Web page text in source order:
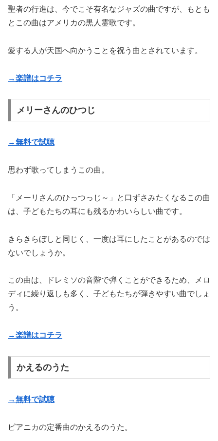
聖者の行進は、今でこそ有名なジャズの曲ですが、もとも
とこの曲はアメリカの黒人霊歌です。
愛する人が天国へ向かうことを祝う曲とされています。
→楽譜はコチラ
メリーさんのひつじ
→無料で試聴
思わず歌ってしまうこの曲。
「メーリさんのひっつっじ～」と口ずさみたくなるこの曲
は、子どもたちの耳にも残るかわいらしい曲です。
きらきらぼしと同じく、一度は耳にしたことがあるのでは
ないでしょうか。
この曲は、ドレミソの音階で弾くことができるため、メロ
ディに繰り返しも多く、子どもたちが弾きやすい曲でしょ
う。
→楽譜はコチラ
かえるのうた
→無料で試聴
ピアニカの定番曲のかえるのうた。